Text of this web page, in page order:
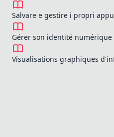
Salvare e gestire i propri
Gérer son identité numérique
Visualisations graphiques